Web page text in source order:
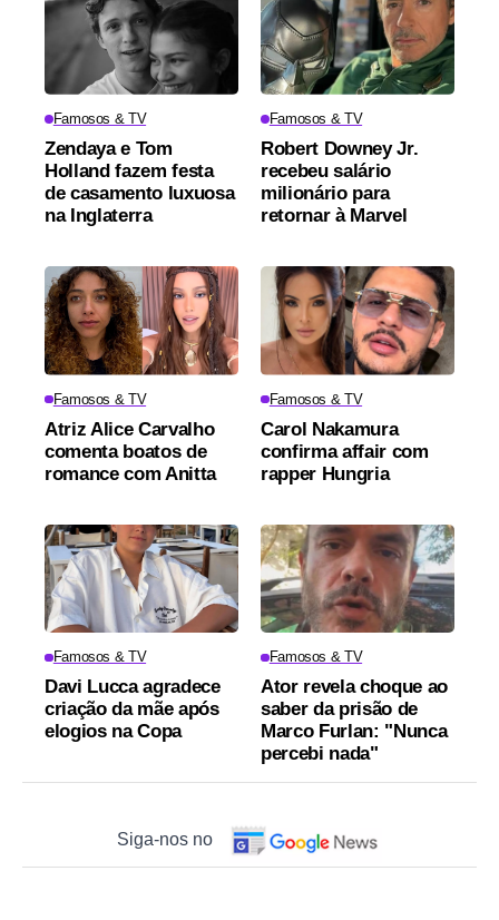
Famosos & TV
Zendaya e Tom
Holland fazem festa
de casamento luxuosa
na Inglaterra
Famosos & TV
Robert Downey Jr.
recebeu salário
milionário para
retornar à Marvel
Famosos & TV
Atriz Alice Carvalho
comenta boatos de
romance com Anitta
Famosos & TV
Carol Nakamura
confirma affair com
rapper Hungria
Famosos & TV
Davi Lucca agradece
criação da mãe após
elogios na Copa
Famosos & TV
Ator revela choque ao
saber da prisão de
Marco Furlan: "Nunca
percebi nada"
Siga-nos no